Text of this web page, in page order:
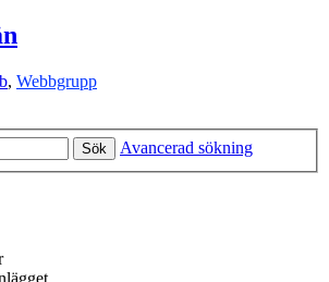
, Webbgrupp
Sök
Avancerad sökning